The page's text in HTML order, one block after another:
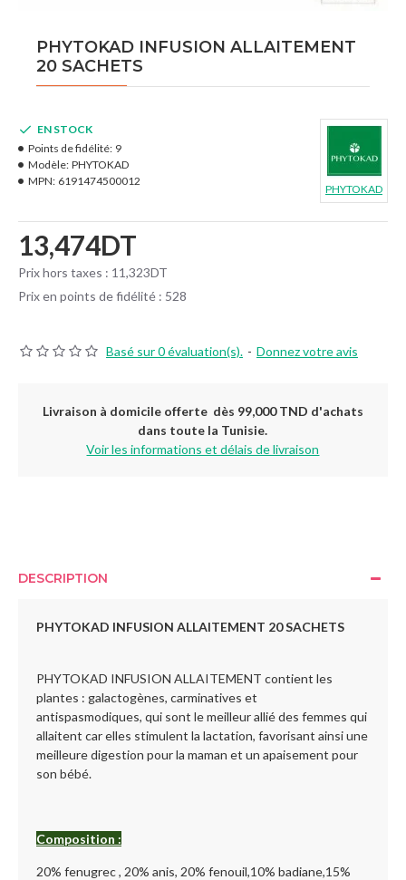
PHYTOKAD INFUSION ALLAITEMENT
20 SACHETS
Basé sur 0 évaluation(s). - Donnez votre avis
13,474DT
Prix hors taxes : 11,323DT
Prix en points de fidélité : 528
EN STOCK
Points de fidélité: 9
Modèle: PHYTOKAD
MPN: 6191474500012
PHYTOKAD
Livraison à domicile offerte dès 99,000 TND d'achats
dans toute la Tunisie.
Voir les informations et délais de livraison
DESCRIPTION
PHYTOKAD INFUSION ALLAITEMENT 20 SACHETS
PHYTOKAD INFUSION ALLAITEMENT contient les
plantes : galactogènes, carminatives et
antispasmodiques, qui sont le meilleur allié des femmes qui
allaitent car elles stimulent la lactation, favorisant ainsi une
meilleure digestion pour la maman et un apaisement pour
son bébé.
Composition :
20% fenugrec , 20% anis, 20% fenouil,10% badiane,15%